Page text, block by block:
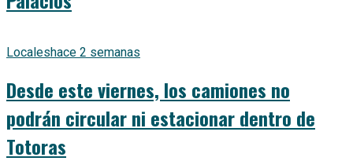
Localeshace 2 semanas
Desde este viernes, los camiones no
podrán circular ni estacionar dentro de
Totoras